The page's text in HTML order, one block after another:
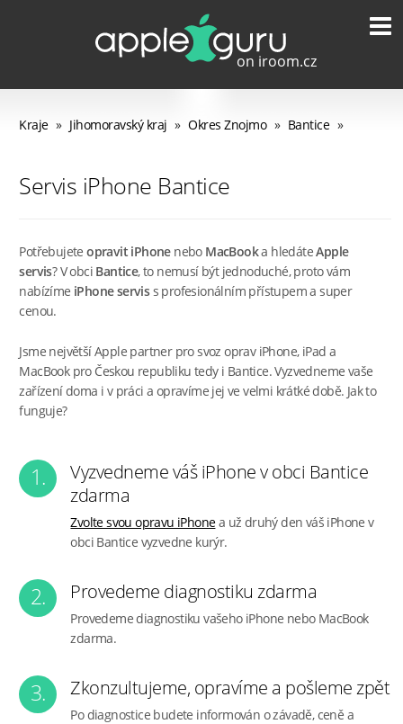
Kraje » Jihomoravský kraj » Okres Znojmo » Bantice »
Servis iPhone Bantice
Potřebujeteopravit iPhonenebo MacBooka hledáteApple
servis? V obci Bantice, to nemusí být jednoduché, proto vám
nabízíme iPhone serviss profesionálním přístupem a super
cenou.
Jsme největší Apple partner pro svoz oprav iPhone, iPad a
MacBook pro Českou republiku tedy i Bantice. Vyzvedneme vaše
zařízení doma i v práci a opravíme jej ve velmi krátké době. Jak to
funguje?
1.
Vyzvedneme váš iPhone v obci Bantice
zdarma
Zvolte svou opravu iPhonea už druhý den váš iPhone v
obci Bantice vyzvedne kurýr.
2. Provedeme diagnostiku zdarma
Provedeme diagnostiku vašeho iPhone nebo MacBook
zdarma.
3. Zkonzultujeme, opravíme a pošleme zpět
Po diagnostice budete informován o závadě, ceně a